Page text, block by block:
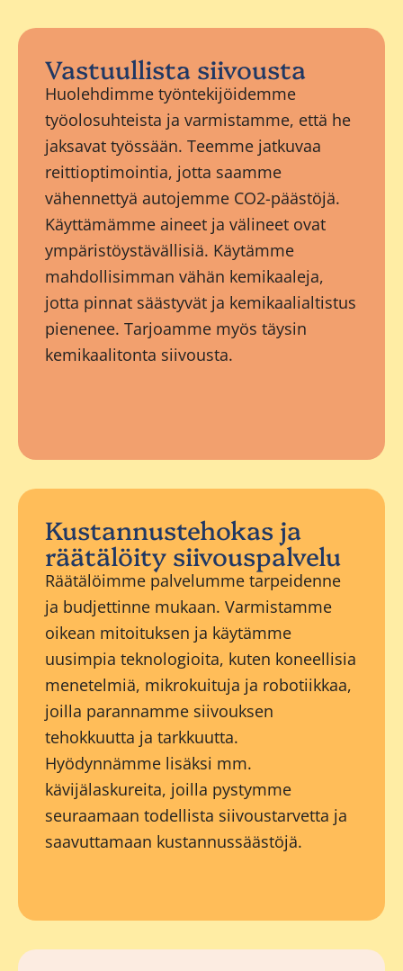
Vastuullista siivousta
Huolehdimme työntekijöidemme
työolosuhteista ja varmistamme, että he
jaksavat työssään. Teemme jatkuvaa
reittioptimointia, jotta saamme
vähennettyä autojemme CO2-päästöjä.
Käyttämämme aineet ja välineet ovat
ympäristöystävällisiä. Käytämme
mahdollisimman vähän kemikaaleja,
jotta pinnat säästyvät ja kemikaalialtistus
pienenee. Tarjoamme myös täysin
kemikaalitonta siivousta.
Kustannustehokas ja
räätälöity siivouspalvelu
Räätälöimme palvelumme tarpeidenne
ja budjettinne mukaan. Varmistamme
oikean mitoituksen ja käytämme
uusimpia teknologioita, kuten koneellisia
menetelmiä, mikrokuituja ja robotiikkaa,
joilla parannamme siivouksen
tehokkuutta ja tarkkuutta.
Hyödynnämme lisäksi mm.
kävijälaskureita, joilla pystymme
seuraamaan todellista siivoustarvetta ja
saavuttamaan kustannussäästöjä.